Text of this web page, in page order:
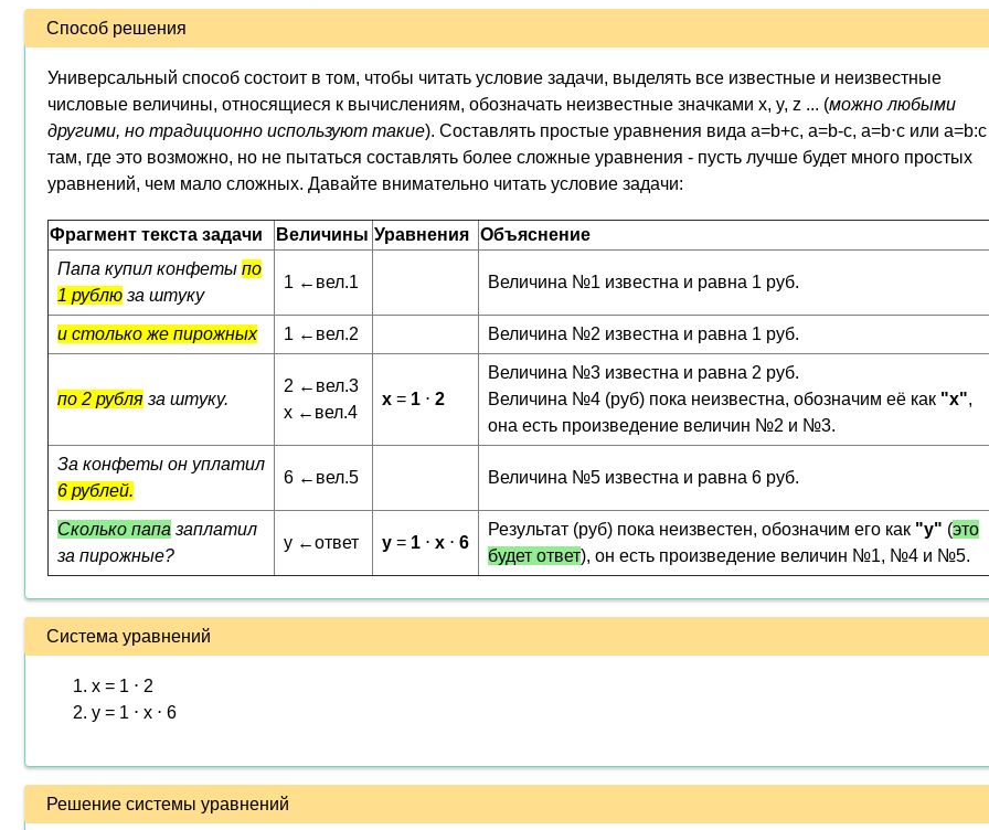
Способ решения
Универсальный способ состоит в том, чтобы читать условие задачи, выделять все известные и неизвестные
числовые величины, относящиеся к вычислениям, обозначать неизвестные значками x, y, z ... (можно любыми
другими, но традиционно используют такие). Составлять простые уравнения вида a=b+c, a=b-c, a=b⋅c или a=b:c
там, где это возможно, но не пытаться составлять более сложные уравнения - пусть лучше будет много простых
уравнений, чем мало сложных. Давайте внимательно читать условие задачи:
Фрагмент текста задачи Величины Уравнения Объяснение
Папа купил конфеты по
1 рублю за штуку
1 ←вел.1 Величина №1 известна и равна 1 руб.
и столько же пирожных 1 ←вел.2 Величина №2 известна и равна 1 руб.
по 2 рубля за штуку.
2 ←вел.3
x ←вел.4
x = 1 ⋅ 2
Величина №3 известна и равна 2 руб.
Величина №4 (руб) пока неизвестна, обозначим её как "x",
она есть произведение величин №2 и №3.
За конфеты он уплатил
6 рублей.
6 ←вел.5 Величина №5 известна и равна 6 руб.
Сколько папа заплатил
за пирожные?
y ←ответ y = 1 ⋅ x ⋅ 6
Результат (руб) пока неизвестен, обозначим его как "y" (это
будет ответ), он есть произведение величин №1, №4 и №5.
Система уравнений
x = 1 ⋅ 2
y = 1 ⋅ x ⋅ 6
Решение системы уравнений